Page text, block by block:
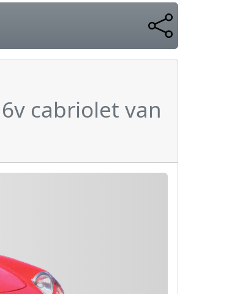
cabriolet van